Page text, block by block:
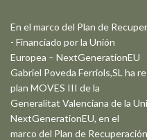
En el marco del Plan de
- Financiado por la Unión
Europea – NextGenerationEU
Gabriel Poveda Ferriols,SL ha
plan MOVES III de la
Generalitat Valenciana de la
NextGenerationEU, en el
marco del Plan de